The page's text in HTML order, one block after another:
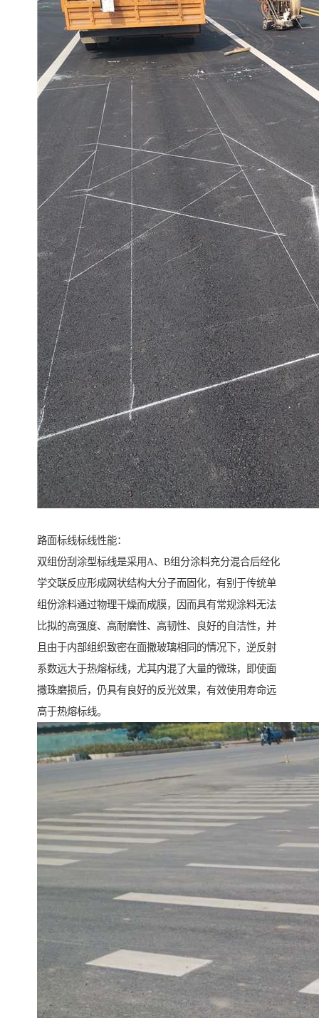
路面标线标线性能：
双组份刮涂型标线是采用A、B组分涂料充分混合后经化
学交联反应形成网状结构大分子而固化，有别于传统单
组份涂料通过物理干燥而成膜，因而具有常规涂料无法
比拟的高强度、高耐磨性、高韧性、良好的自洁性，并
且由于内部组织致密在面撒玻璃相同的情况下，逆反射
系数远大于热熔标线，尤其内混了大量的微珠，即使面
撒珠磨损后，仍具有良好的反光效果，有效使用寿命远
高于热熔标线。